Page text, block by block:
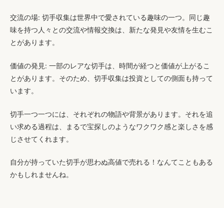
交流の場: 切手収集は世界中で愛されている趣味の一つ。同じ趣
味を持つ人々との交流や情報交換は、新たな発見や友情を生むこ
とがあります。
価値の発見: 一部のレアな切手は、時間が経つと価値が上がるこ
とがあります。そのため、切手収集は投資としての側面も持って
います。
切手一つ一つには、それぞれの物語や背景があります。それを追
い求める過程は、まるで宝探しのようなワクワク感と楽しさを感
じさせてくれます。
自分が持っていた切手が思わぬ高値で売れる！なんてこともある
かもしれませんね。